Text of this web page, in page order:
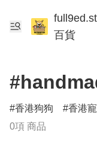
百貨
香港狗狗 香港
0項 商品